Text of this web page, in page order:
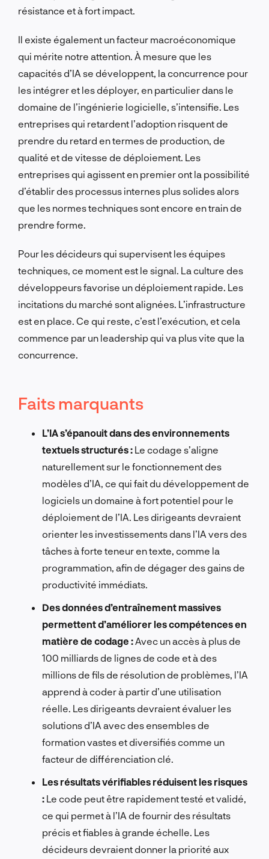
résistance et à fort impact.
Il existe également un facteur macroéconomique
qui mérite notre attention. À mesure que les
capacités d’IA se développent, la concurrence pour
les intégrer et les déployer, en particulier dans le
domaine de l’ingénierie logicielle, s’intensifie. Les
entreprises qui retardent l’adoption risquent de
prendre du retard en termes de production, de
qualité et de vitesse de déploiement. Les
entreprises qui agissent en premier ont la possibilité
d’établir des processus internes plus solides alors
que les normes techniques sont encore en train de
prendre forme.
Pour les décideurs qui supervisent les équipes
techniques, ce moment est le signal. La culture des
développeurs favorise un déploiement rapide. Les
incitations du marché sont alignées. L’infrastructure
est en place. Ce qui reste, c’est l’exécution, et cela
commence par un leadership qui va plus vite que la
concurrence.
Faits marquants
L’IA s’épanouit dans des environnements
textuels structurés : Le codage s’aligne
naturellement sur le fonctionnement des
modèles d’IA, ce qui fait du développement de
logiciels un domaine à fort potentiel pour le
déploiement de l’IA. Les dirigeants devraient
orienter les investissements dans l’IA vers des
tâches à forte teneur en texte, comme la
programmation, afin de dégager des gains de
productivité immédiats.
Des données d’entraînement massives
permettent d’améliorer les compétences en
matière de codage : Avec un accès à plus de
100 milliards de lignes de code et à des
millions de fils de résolution de problèmes, l’IA
apprend à coder à partir d’une utilisation
réelle. Les dirigeants devraient évaluer les
solutions d’IA avec des ensembles de
formation vastes et diversifiés comme un
facteur de différenciation clé.
Les résultats vérifiables réduisent les risques
: Le code peut être rapidement testé et validé,
ce qui permet à l’IA de fournir des résultats
précis et fiables à grande échelle. Les
décideurs devraient donner la priorité aux